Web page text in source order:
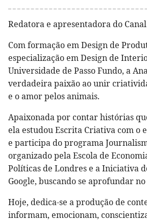
Redatora e apresentadora do
Com formação em Design de
especialização em Design de
Universidade de Passo Fundo, a
verdadeira paixão ao unir
e o amor pelos animais.
Apaixonada por contar histórias
ela estudou Escrita Criativa com o
e participa do programa
organizado pela Escola de
Políticas de Londres e a Iniciativa
Google, buscando se aprofundar
Hoje, dedica-se a produção de
informam, emocionam,